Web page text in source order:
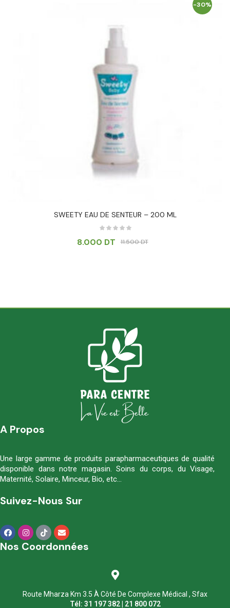
-30%
SWEETY EAU DE SENTEUR – 200 ML
11.500DT
8.000 DT
A Propos
Une large gamme de produits parapharmaceutiques de qualité
disponible dans notre magasin. Soins du corps, du Visage,
Maternité, Solaire, Minceur, Bio, etc…
Suivez-Nous Sur
Nos Coordonnées
Route Mharza Km 3.5 À Côté De Complexe Médical , Sfax
Tél: 31 197 382 | 21 800 072